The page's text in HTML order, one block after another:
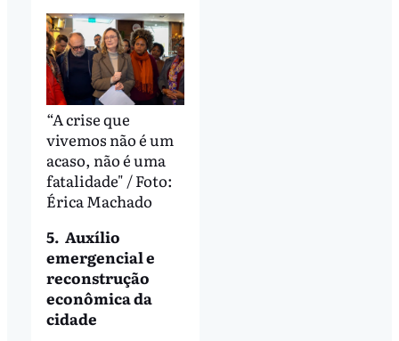
“A crise que
vivemos não é um
acaso, não é uma
fatalidade" / Foto:
Érica Machado
5. Auxílio
emergencial e
reconstrução
econômica da
cidade